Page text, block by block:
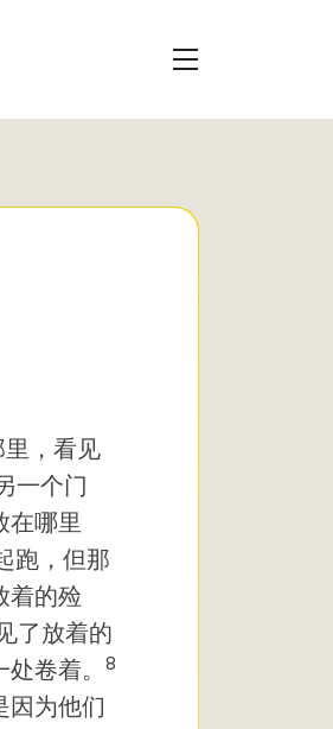
，看见
一个门
在哪里
跑，但那
着的殓
了放着的
卷着。 8
因为他们